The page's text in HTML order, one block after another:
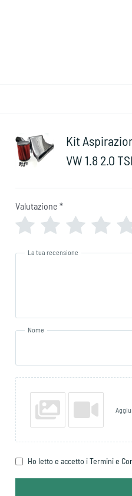
Kit
VW 1.8 2.0
Valutazione *
La tua recensione
Nome
Ho letto e accetto i Termini e